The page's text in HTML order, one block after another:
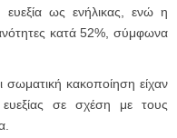
ευεξία ως ενήλικας, ενώ η
κατά 52%, σύμφωνα
κακοποίηση είχαν
ευεξίας σε σχέση με τους